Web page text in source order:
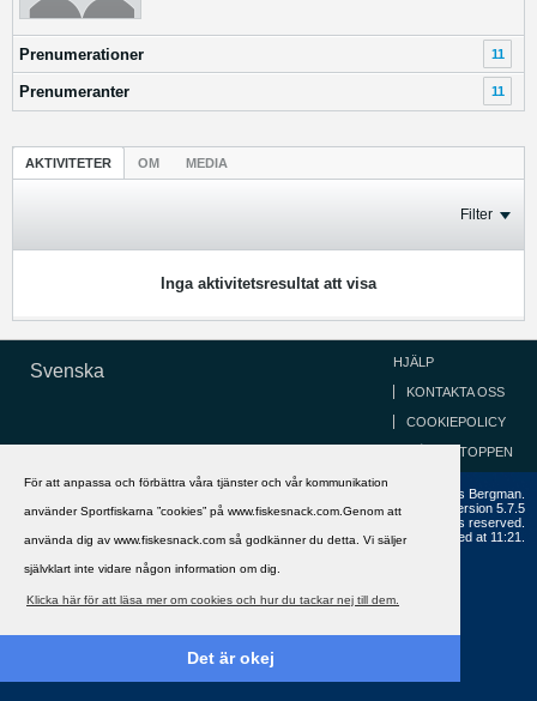
För att anpassa och förbättra våra tjänster och vår kommunikation
använder Sportfiskarna ”cookies” på www.fiskesnack.com.Genom att
använda dig av www.fiskesnack.com så godkänner du detta. Vi säljer
självklart inte vidare någon information om dig.
Klicka här för att läsa mer om cookies och hur du tackar nej till dem.
Det är okej
Prenumerationer 11
Prenumeranter 11
AKTIVITETER OM MEDIA
Filter
Inga aktivitetsresultat att visa
Svenska HJÄLP
KONTAKTA OSS
COOKIEPOLICY
GÅ TILL TOPPEN
Copyright ©2002 - 2021, FiskeSnack.com. Grundad 2002 av Anders Bergman.
Powered byvBulletin®
Version 5.7.5
Copyright © 2026 MH Sub I, LLC dba vBulletin. All rights reserved.
All times are GMT+1. This page was generated at 11:21.